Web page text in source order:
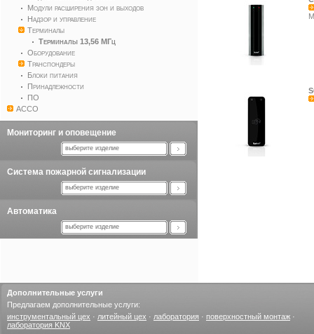
Модули расширения зон и выходов
Надзор и управление
Терминалы
Терминалы 13,56 МГц
Оборудование
Транспондеры
Блоки питания
Принадлежности
ПО
ACCO
Мониторинг и оповещение
выберите изделие
Система пожарной сигнализации
выберите изделие
Автоматика
выберите изделие
Дополнительные услуги
Предлагаем дополнительные услуги:
инструментальный цех · литейный цех · лаборатория · поверхностный монтаж ·
лаборатория KNX